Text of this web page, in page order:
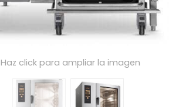
Haz click para ampliar la imagen